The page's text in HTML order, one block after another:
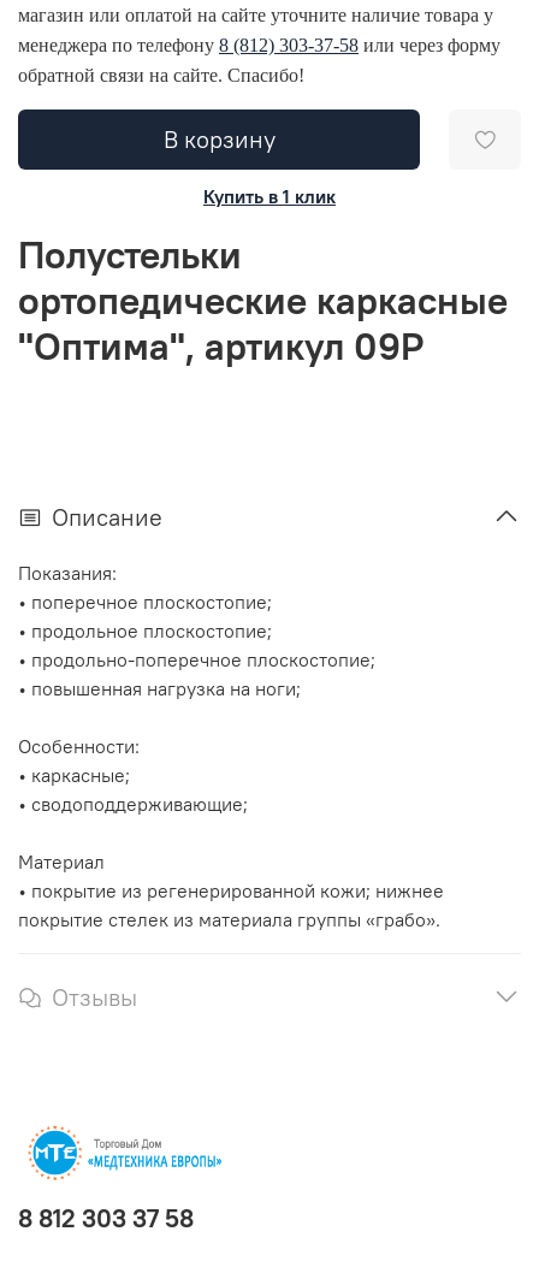
магазин или оплатой на сайте уточните наличие товара у
менеджера по телефону 8 (812) 303-37-58 или через форму
обратной связи на сайте. Спасибо!
В корзину
Купить в 1 клик
Полустельки
ортопедические каркасные
"Оптима", артикул 09Р
Описание
Показания:
• поперечное плоскостопие;
• продольное плоскостопие;
• продольно-поперечное плоскостопие;
• повышенная нагрузка на ноги;
Особенности:
• каркасные;
• сводоподдерживающие;
Материал
• покрытие из регенерированной кожи; нижнее
покрытие стелек из материала группы «грабо».
Отзывы
8 812 303 37 58